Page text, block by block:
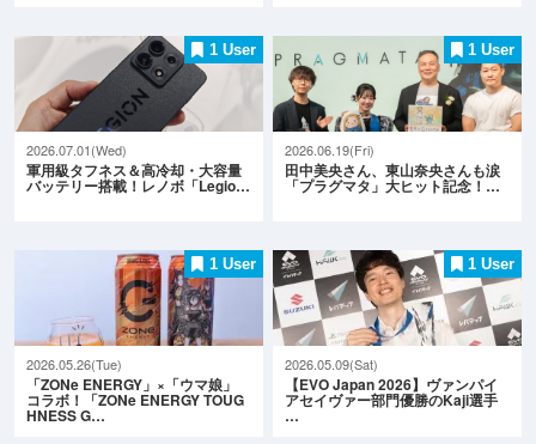
1 User
2026.07.01(Wed)
軍用級タフネス＆高冷却・大容量
バッテリー搭載！レノボ「Legio…
1 User
2026.06.19(Fri)
田中美央さん、東山奈央さんも涙
「プラグマタ」大ヒット記念！…
1 User
2026.05.26(Tue)
「ZONe ENERGY」×「ウマ娘」
コラボ！「ZONe ENERGY TOUG
HNESS G…
1 User
2026.05.09(Sat)
【EVO Japan 2026】ヴァンパイ
アセイヴァー部門優勝のKaji選手
…